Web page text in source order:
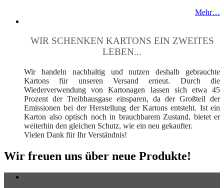
Mehr…
WIR SCHENKEN KARTONS EIN ZWEITES
LEBEN...
Wir handeln nachhaltig und nutzen deshalb gebrauchte
Kartons für unseren Versand erneut. Durch die
Wiederverwendung von Kartonagen lassen sich etwa 45
Prozent der Treibhausgase einsparen, da der Großteil der
Emissionen bei der Herstellung der Kartons entsteht. Ist ein
Karton also optisch noch in brauchbarem Zustand, bietet er
weiterhin den gleichen Schutz, wie ein neu gekaufter.
Vielen Dank für Ihr Verständnis!
Wir freuen uns über neue Produkte!